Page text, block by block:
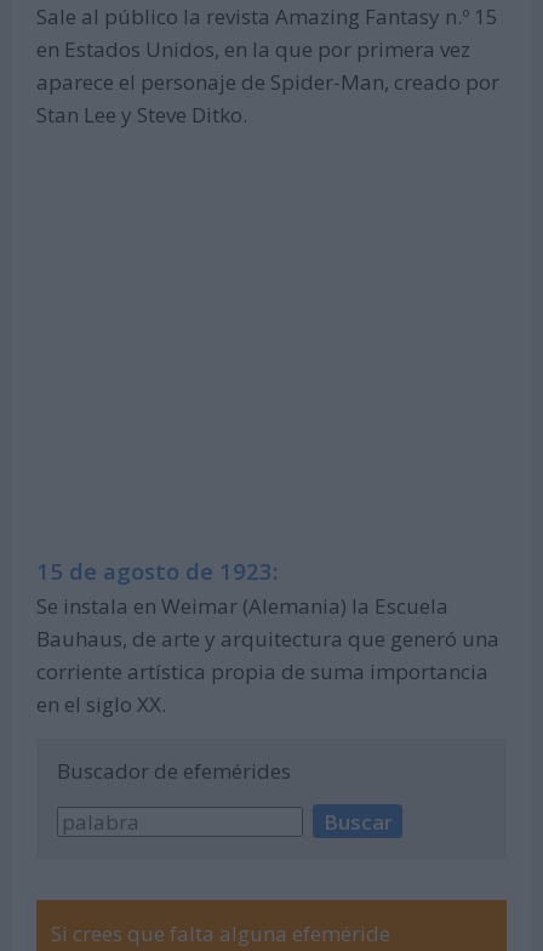
Sale al público la revista Amazing Fantasy n.º 15
en Estados Unidos, en la que por primera vez
aparece el personaje de Spider-Man, creado por
Stan Lee y Steve Ditko.
15 de agosto de 1923:
Se instala en Weimar (Alemania) la Escuela
Bauhaus, de arte y arquitectura que generó una
corriente artística propia de suma importancia
en el siglo XX.
Buscador de efemérides
Si crees que falta alguna efeméride